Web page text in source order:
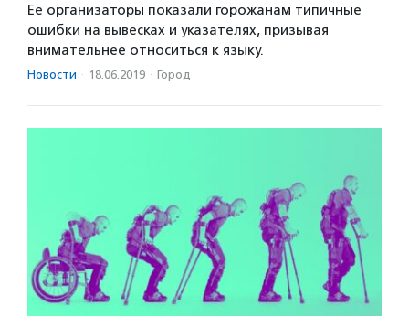
Ее организаторы показали горожанам типичные
ошибки на вывесках и указателях, призывая
внимательнее относиться к языку.
Новости · 18.06.2019 · Город